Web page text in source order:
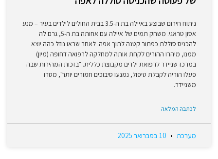
ניתוח חירום שבוצע באיילה בת ה-3.5 בבית החולים לילדים בעיר – מנע
אסון טראגי. משחק תמים של איילה עם אחותה בת ה-5, גרם לה
להכניס סוללת כפתור קטנה לתוך אפה. לאחר שראו נוזל כהה יוצא
ממנו, מיהרו ההורים לקחת אותה למחלקה לרפואה דחופה (מיון)
במרכז שניידר לרפואת ילדים מקבוצת כללית. "בזכות המהירות שבה
פעלו הוריה לקבלת טיפול, נמנעו סיבוכים חמורים יותר", מסרו
משניידר.
לכתבה המלאה
מערכת